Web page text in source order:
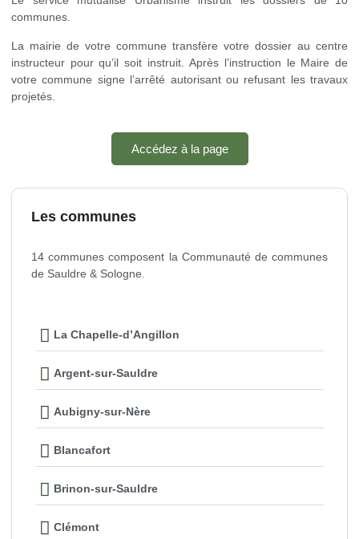
communes.
La mairie de votre commune transfère votre dossier au centre
instructeur pour qu’il soit instruit.Après l’instruction le Maire de
votre commune signe l’arrêté autorisant ou refusant les travaux
projetés.
Accédez à la page
Les communes
14 communes composent la Communauté de communes
de Sauldre & Sologne.
La Chapelle-d’Angillon
Argent-sur-Sauldre
Aubigny-sur-Nère
Blancafort
Brinon-sur-Sauldre
Clémont